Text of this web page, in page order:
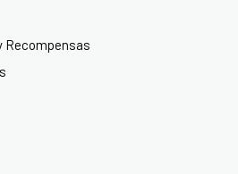
Recompensas